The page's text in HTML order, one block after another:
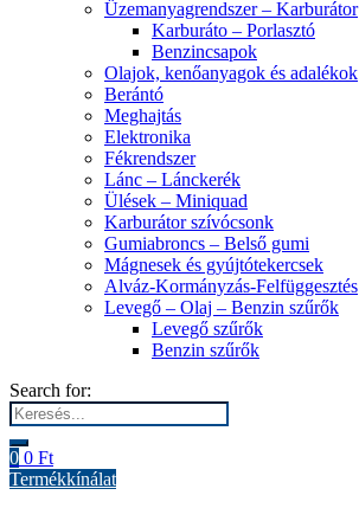
Üzemanyagrendszer – Karburátor
Karburáto – Porlasztó
Benzincsapok
Olajok, kenőanyagok és adalékok
Berántó
Meghajtás
Elektronika
Fékrendszer
Lánc – Lánckerék
Ülések – Miniquad
Karburátor szívócsonk
Gumiabroncs – Belső gumi
Mágnesek és gyújtótekercsek
Alváz-Kormányzás-Felfüggesztés
Levegő – Olaj – Benzin szűrők
Levegő szűrők
Benzin szűrők
Search for:
0 0 Ft
Termékkínálat